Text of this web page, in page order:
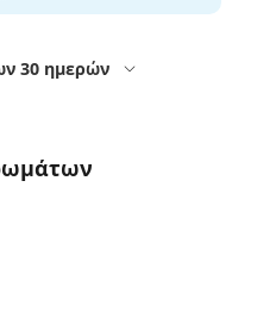
30 ημερών